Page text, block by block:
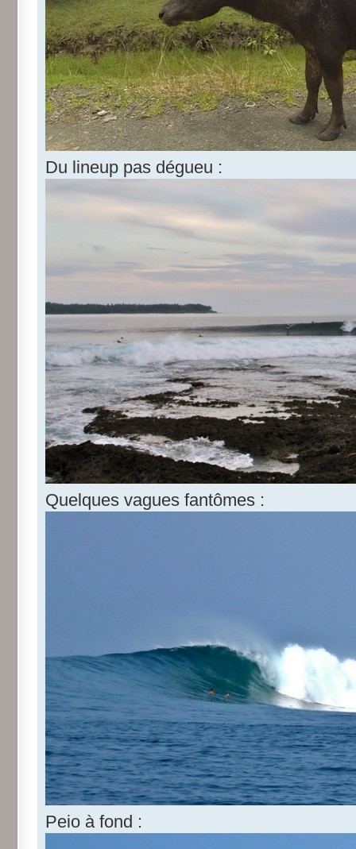
Du lineup pas dégueu :
Quelques vagues fantômes :
Peio à fond :